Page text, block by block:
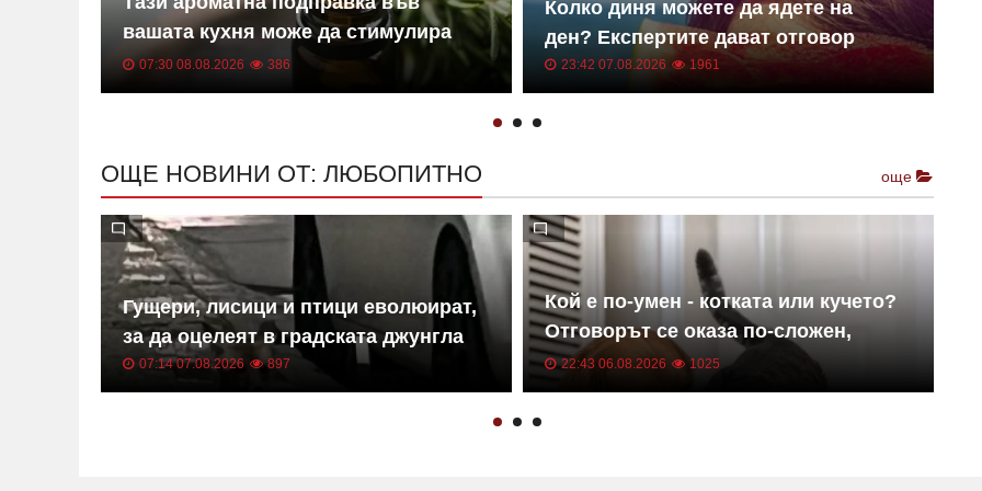
вашата кухня може да стимулира
мозъка ви и да облекчи стреса
07:30 08.08.2026 386
Колко диня можете да ядете на
ден? Експертите дават отговор
23:42 07.08.2026 1961
ОЩЕ НОВИНИ ОТ: ЛЮБОПИТНО още
Гущери, лисици и птици еволюират,
за да оцелеят в градската джунгла
07:14 07.08.2026 897
Кой е по-умен - котката или кучето?
Отговорът се оказа по-сложен,
отколкото изглежда
22:43 06.08.2026 1025